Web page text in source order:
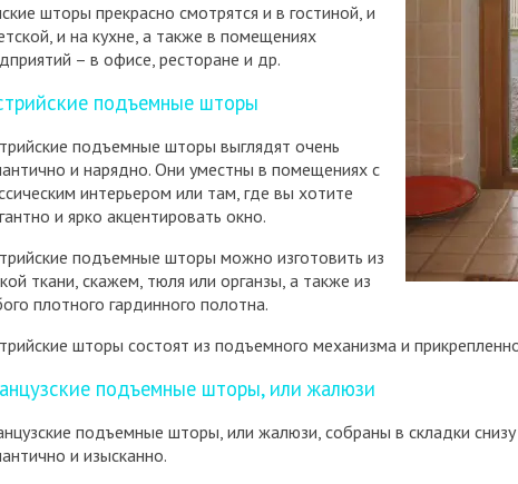
шторы прекрасно смотрятся и в гостиной, и
и на кухне, а также в помещениях
– в офисе, ресторане и др.
подъемные шторы
подъемные шторы выглядят очень
и нарядно. Они уместны в помещениях с
интерьером или там, где вы хотите
и ярко акцентировать окно.
подъемные шторы можно изготовить из
ткани, скажем, тюля или органзы, а также из
плотного гардинного полотна.
шторы состоят из подъемного механизма и
подъемные шторы, или жалюзи
подъемные шторы, или жалюзи, собраны в складки
и изысканно.